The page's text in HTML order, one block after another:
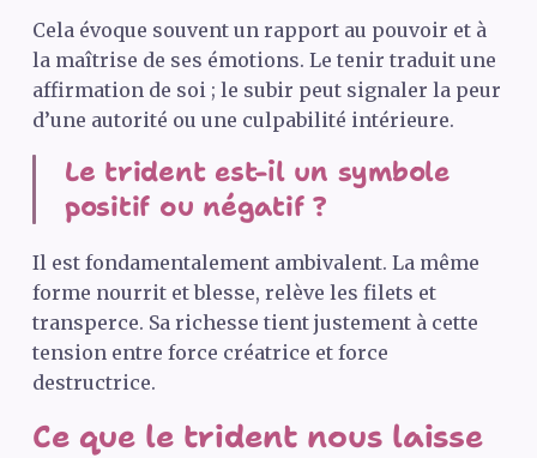
Cela évoque souvent un rapport au pouvoir et à
la maîtrise de ses émotions. Le tenir traduit une
affirmation de soi ; le subir peut signaler la peur
d’une autorité ou une culpabilité intérieure.
Le trident est-il un symbole
positif ou négatif ?
Il est fondamentalement ambivalent. La même
forme nourrit et blesse, relève les filets et
transperce. Sa richesse tient justement à cette
tension entre force créatrice et force
destructrice.
Ce que le trident nous laisse